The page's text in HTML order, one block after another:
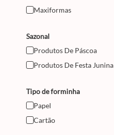
Maxiformas
Sazonal
Produtos De Páscoa
Produtos De Festa Junina
Tipo de forminha
Papel
Cartão